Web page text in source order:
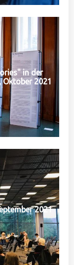
in der
Oktober 2021
2021